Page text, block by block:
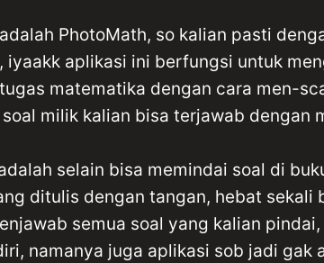
PhotoMath, so kalian pasti
iyaakk aplikasi ini berfungsi untuk
matematika dengan cara men-
milik kalian bisa terjawab dengan
selain bisa memindai soal di
ditulis dengan tangan, hebat sekali
semua soal yang kalian
namanya juga aplikasi sob jadi gak